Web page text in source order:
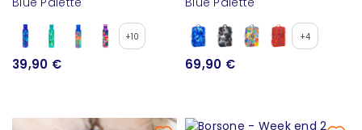
+10
39,90 €
+4
69,90 €